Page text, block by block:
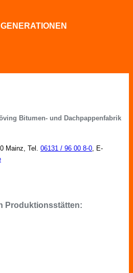
Bitumen- und Dachpappenfabrik
Mainz, Tel. 06131 / 96 00 8-0, E-
Produktionsstätten: